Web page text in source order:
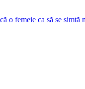
o femeie ca să se simtă